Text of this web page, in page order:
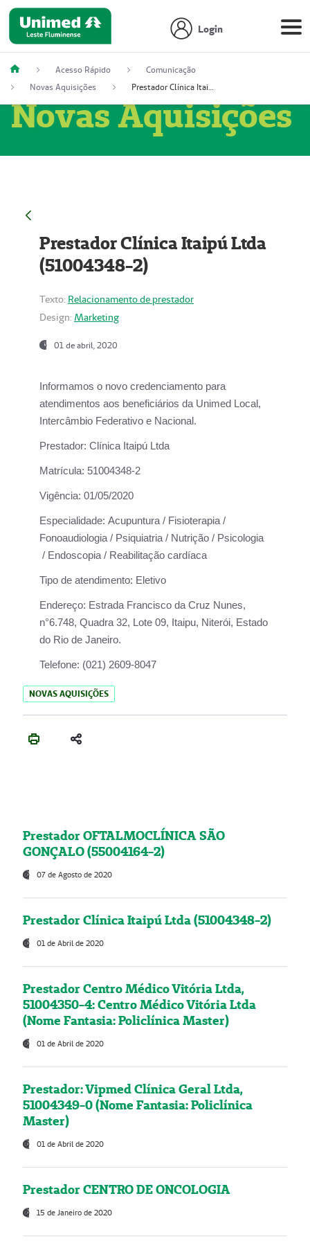
Login
Acesso Rápido
Comunicação
Novas Aquisições
Prestador Clínica Itaipú Ltda (51004348-2)
Novas Aquisições
Prestador Clínica Itaipú Ltda
(51004348-2)
Texto: Relacionamento de prestador
Design: Marketing
01 de abril, 2020
Informamos o novo credenciamento para
atendimentos aos beneficiários da Unimed Local,
Intercâmbio Federativo e Nacional.
Prestador: Clínica Itaipú Ltda
Matrícula: 51004348-2
Vigência: 01/05/2020
Especialidade: Acupuntura / Fisioterapia /
Fonoaudiologia / Psiquiatria / Nutrição / Psicologia
/ Endoscopia / Reabilitação cardíaca
Tipo de atendimento: Eletivo
Endereço: Estrada Francisco da Cruz Nunes,
n°6.748, Quadra 32, Lote 09, Itaipu, Niterói, Estado
do Rio de Janeiro.
Telefone: (021) 2609-8047
NOVAS AQUISIÇÕES
Prestador OFTALMOCLÍNICA SÃO
GONÇALO (55004164-2)
07 de Agosto de 2020
Prestador Clínica Itaipú Ltda (51004348-2)
01 de Abril de 2020
Prestador Centro Médico Vitória Ltda,
51004350-4: Centro Médico Vitória Ltda
(Nome Fantasia: Policlínica Master)
01 de Abril de 2020
Prestador: Vipmed Clínica Geral Ltda,
51004349-0 (Nome Fantasia: Policlínica
Master)
01 de Abril de 2020
Prestador CENTRO DE ONCOLOGIA
15 de Janeiro de 2020